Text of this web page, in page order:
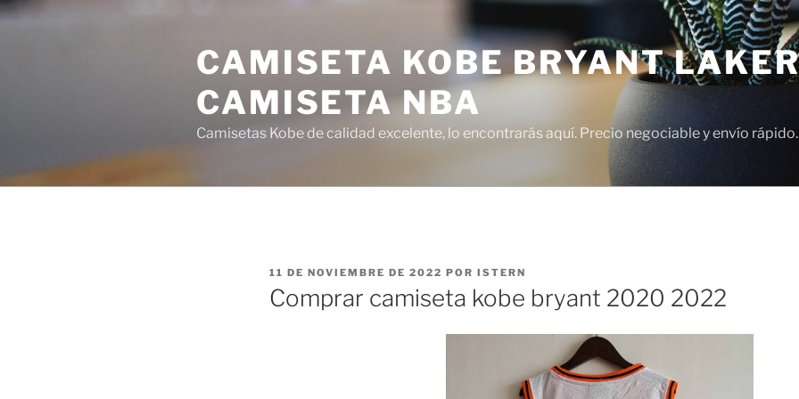
Saltar
CAMISETA KOBE BRYANT
CAMISETA NBA
Camisetas Kobe de calidad excelente, lo encontrarás aquí. Precio negociable y envío rápido.
PUBLICADO
EL
11 DE NOVIEMBRE DE 2022 POR ISTERN
Comprar camiseta kobe bryant 2020 2022